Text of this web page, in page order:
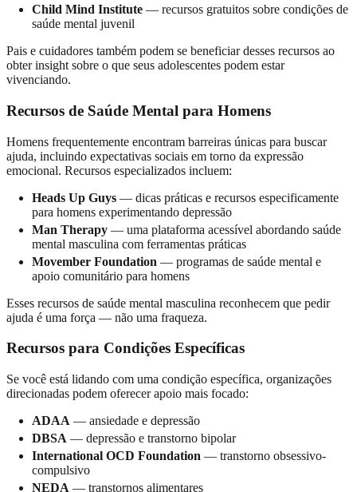
Child Mind Institute — recursos gratuitos sobre condições de
saúde mental juvenil
Pais e cuidadores também podem se beneficiar desses recursos ao
obter insight sobre o que seus adolescentes podem estar
vivenciando.
Recursos de Saúde Mental para Homens
Homens frequentemente encontram barreiras únicas para buscar
ajuda, incluindo expectativas sociais em torno da expressão
emocional. Recursos especializados incluem:
Heads Up Guys — dicas práticas e recursos especificamente
para homens experimentando depressão
Man Therapy — uma plataforma acessível abordando saúde
mental masculina com ferramentas práticas
Movember Foundation — programas de saúde mental e
apoio comunitário para homens
Esses recursos de saúde mental masculina reconhecem que pedir
ajuda é uma força — não uma fraqueza.
Recursos para Condições Específicas
Se você está lidando com uma condição específica, organizações
direcionadas podem oferecer apoio mais focado:
ADAA — ansiedade e depressão
DBSA — depressão e transtorno bipolar
International OCD Foundation — transtorno obsessivo-
compulsivo
NEDA — transtornos alimentares